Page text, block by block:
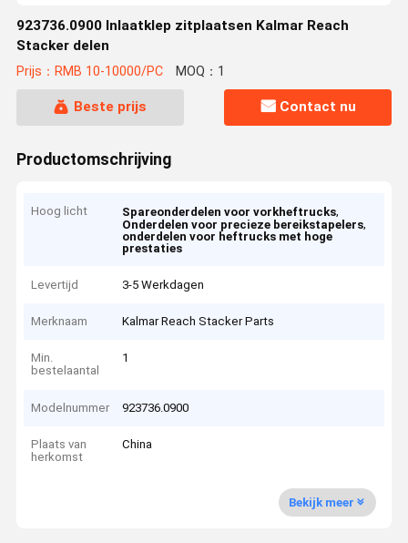
923736.0900 Inlaatklep zitplaatsen Kalmar Reach
Stacker delen
Prijs：RMB 10-10000/PC MOQ：1
Beste prijs Contact nu
Productomschrijving
Hoog licht Spareonderdelen voor vorkheftrucks,
Onderdelen voor precieze bereikstapelers,
onderdelen voor heftrucks met hoge
prestaties
Levertijd 3-5 Werkdagen
Merknaam Kalmar Reach Stacker Parts
Min.
bestelaantal
1
Modelnummer 923736.0900
Plaats van
herkomst
China
Bekijk meer